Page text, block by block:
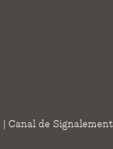
| Canal de Signalement